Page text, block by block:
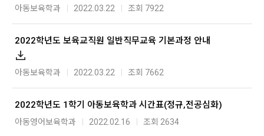
아동보육학과 2022.03.22 조회 7922
2022학년도 보육교직원 일반직무교육 기본과정 안내
아동보육학과 2022.03.22 조회 7662
2022학년도 1학기 아동보육학과 시간표(정규,전공심화)
아동영어보육학과 2022.02.16 조회 2634